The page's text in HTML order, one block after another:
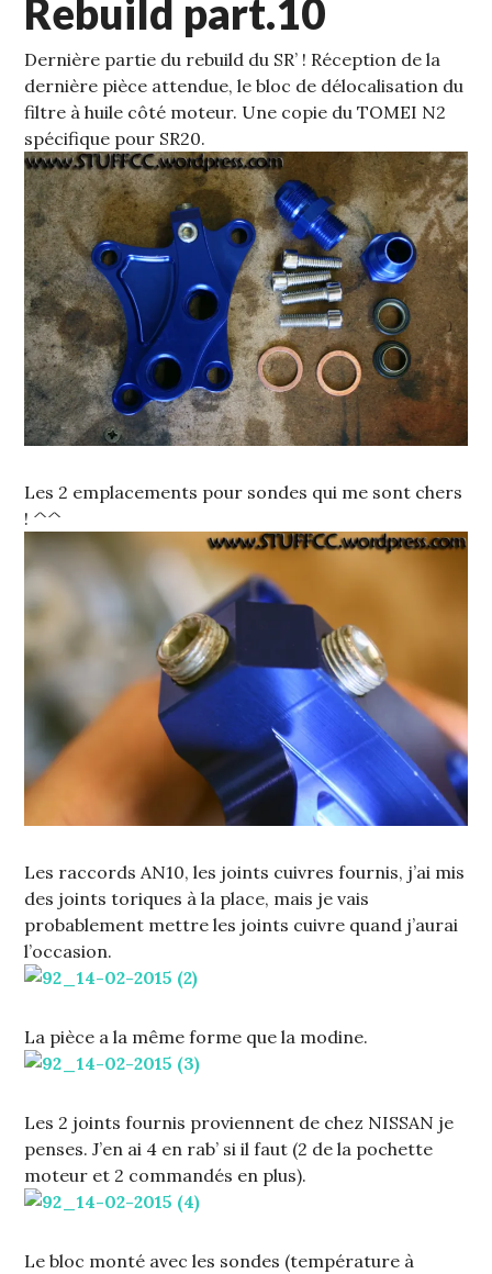
Rebuild part.10
Dernière partie du rebuild du SR’ ! Réception de la
dernière pièce attendue, le bloc de délocalisation du
filtre à huile côté moteur. Une copie du TOMEI N2
spécifique pour SR20.
Les 2 emplacements pour sondes qui me sont chers
! ^^
Les raccords AN10, les joints cuivres fournis, j’ai mis
des joints toriques à la place, mais je vais
probablement mettre les joints cuivre quand j’aurai
l’occasion.
La pièce a la même forme que la modine.
Les 2 joints fournis proviennent de chez NISSAN je
penses. J’en ai 4 en rab’ si il faut (2 de la pochette
moteur et 2 commandés en plus).
Le bloc monté avec les sondes (température à